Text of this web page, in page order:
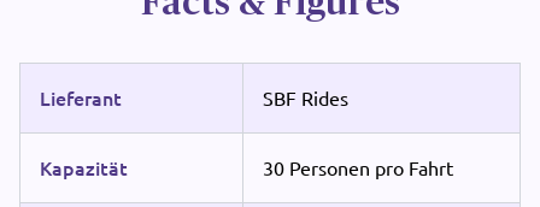
Lieferant SBF Rides
Kapazität 30 Personen pro Fahrt